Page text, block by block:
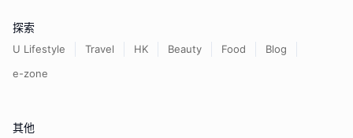
探索
U Lifestyle Travel HK Beauty Food
Blog
e-zone
其他